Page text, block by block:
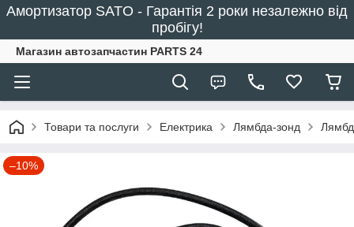
Амортизатор SATO - Гарантія 2 роки незалежно від
пробігу!
Магазин автозапчастин PARTS 24
Товари та послуги Електрика Лямбда-зонд
–10%